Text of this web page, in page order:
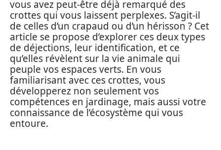
vous avez peut-être déjà remarqué des
crottes qui vous laissent perplexes. S’agit-il
de celles d’un crapaud ou d’un hérisson ? Cet
article se propose d’explorer ces deux types
de déjections, leur identification, et ce
qu’elles révèlent sur la vie animale qui
peuple vos espaces verts. En vous
familiarisant avec ces crottes, vous
développerez non seulement vos
compétences en jardinage, mais aussi votre
connaissance de l’écosystème qui vous
entoure.